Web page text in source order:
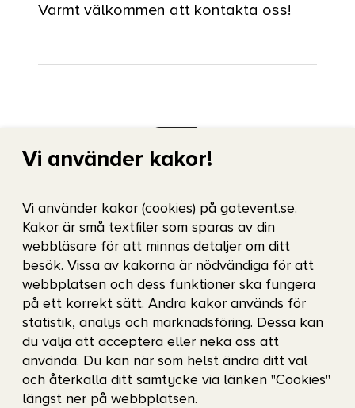
Varmt välkommen att kontakta oss!
E-postadress/Email address
eventinfo@gotevent.se
Relaterade sidor
Vi använder kakor!
Vi använder kakor (cookies) på gotevent.se.
Kakor är små textfiler som sparas av din
webbläsare för att minnas detaljer om ditt
besök. Vissa av kakorna är nödvändiga för att
webbplatsen och dess funktioner ska fungera
på ett korrekt sätt. Andra kakor används för
statistik, analys och marknadsföring. Dessa kan
du välja att acceptera eller neka oss att
använda. Du kan när som helst ändra ditt val
och återkalla ditt samtycke via länken "Cookies"
längst ner på webbplatsen.